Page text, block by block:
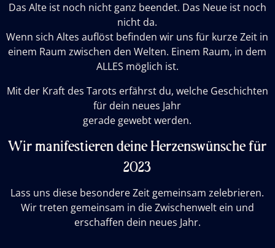
Das Alte ist noch nicht ganz beendet. Das Neue ist noch
nicht da.
Wenn sich Altes auflöst befinden wir uns für kurze Zeit in
einem Raum zwischen den Welten. Einem Raum, in dem
ALLES möglich ist.
Mit der Kraft des Tarots erfährst du, welche Geschichten
für dein neues Jahr
gerade gewebt werden.
Wir manifestieren deine Herzenswünsche für
2023
Lass uns diese besondere Zeit gemeinsam zelebrieren.
Wir treten gemeinsam in die Zwischenwelt ein und
erschaffen dein neues Jahr.